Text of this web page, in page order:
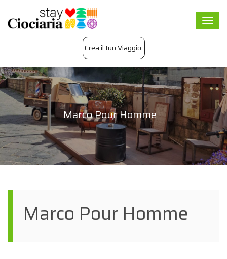
Crea il tuo Viaggio
Marco Pour Homme
Marco Pour Homme